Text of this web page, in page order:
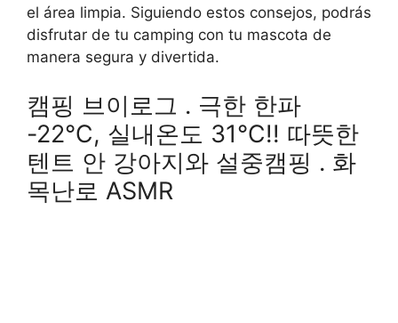
el área limpia. Siguiendo estos consejos, podrás
disfrutar de tu camping con tu mascota de
manera segura y divertida.
캠핑 브이로그 . 극한 한파
-22℃, 실내온도 31℃!! 따뜻한
텐트 안 강아지와 설중캠핑 . 화
목난로 ASMR